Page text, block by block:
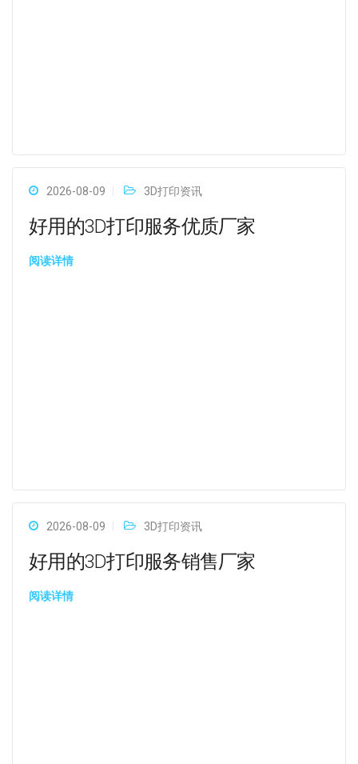
2026-08-09 3D打印资讯
好用的3D打印服务优质厂家
阅读详情
2026-08-09 3D打印资讯
好用的3D打印服务销售厂家
阅读详情